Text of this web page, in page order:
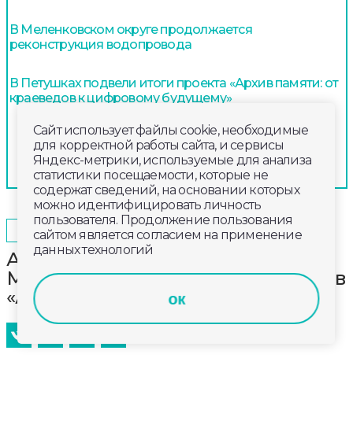
В Меленковском округе продолжается
реконструкция водопровода
В Петушках подвели итоги проекта «Архив памяти: от
краеведов к цифровому будущему»
ОБЩЕСТВО 2026-05-30 09:00
Автор литературного проекта
Матвей Мольков получил награду в
«Артеке»
Сайт использует файлы cookie, необходимые
для корректной работы сайта, и сервисы
Яндекс-метрики, используемые для анализа
статистики посещаемости, которые не
содержат сведений, на основании которых
можно идентифицировать личность
пользователя. Продолжение пользования
сайтом является согласием на применение
данных технологий
ок